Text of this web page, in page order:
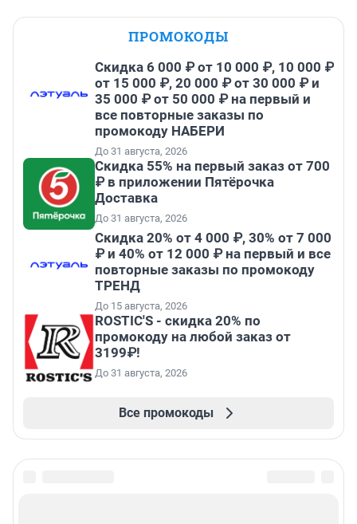
ПРОМОКОДЫ
Скидка 6 000 ₽ от 10 000 ₽, 10 000 ₽
от 15 000 ₽, 20 000 ₽ от 30 000 ₽ и
35 000 ₽ от 50 000 ₽ на первый и
все повторные заказы по
промокоду НАБЕРИ
До 31 августа, 2026
Скидка 55% на первый заказ от 700
₽ в приложении Пятёрочка
Доставка
До 31 августа, 2026
Скидка 20% от 4 000 ₽, 30% от 7 000
₽ и 40% от 12 000 ₽ на первый и все
повторные заказы по промокоду
ТРЕНД
До 15 августа, 2026
ROSTIC'S - скидка 20% по
промокоду на любой заказ от
3199₽!
До 31 августа, 2026
Все промокоды